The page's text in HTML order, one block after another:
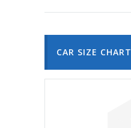
CAR SIZE CHART